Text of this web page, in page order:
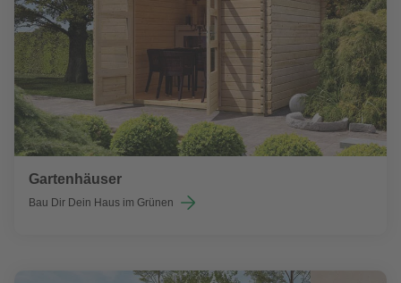
Gartenhäuser
Bau Dir Dein Haus im Grünen